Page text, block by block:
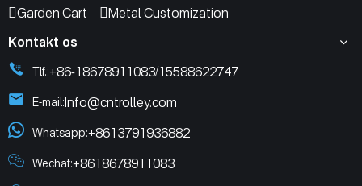
Garden Cart
Metal Customization
Kontakt os
Tlf.:+86-18678911083/15588622747
E-mail:Info@cntrolley.com
Whatsapp:+8613791936882
Wechat:+8618678911083